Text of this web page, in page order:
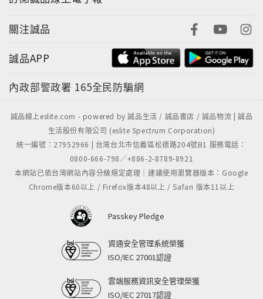
用布料材質、五金配飾等素材設計出不同風格的包款。
「Cotton Life」正是要傳達給手作人這樣一個樂活的心
《Cotton Life玩布生活》作品講究實用性，融入了設計
講解詳細，攝影更是完美呈現每一件作品；從基礎入門
到專業級手作，包含的層面非常廣，它不僅是初學者的
「好幫手」，亦是多年玩家們提取靈感、激發巧思的好
園地。在編輯們的精心規劃下，「Cotton Life」的每一
個專題都具不同的特色，每一季都會有不同的特色展
們一起來體驗手作生活的輕鬆樂趣吧！
關注誠品
誠品APP
內政部警政署 165全民防騙網
誠品線上eslite.com - powered by 誠品生活 / 誠品書店 / 誠品物流 | 誠品
生活股份有限公司 (eslite Spectrum Corporation)
統一編號：27952966 | 台灣台北市信義區松德路204號B1 服務電話：
0800-666-798／+886-2-8789-8921
本網站已依台灣網站內容分級規定處理｜建議使用瀏覽器版本：Google
Chrome版本60以上 / Firefox版本48以上 / Safari 版本11以上
Passkey Pledge
資通安全管理系統榮獲
ISO/IEC 27001認證
雲端服務資訊安全管理榮獲
ISO/IEC 27017認證